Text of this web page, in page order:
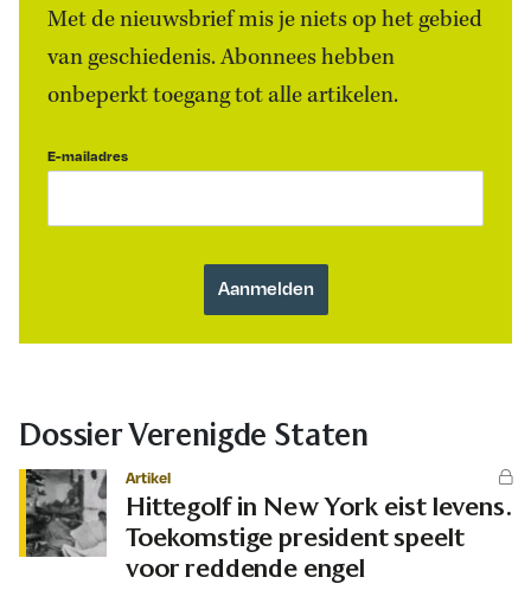
Met de nieuwsbrief mis je niets op het gebied
van geschiedenis. Abonnees hebben
onbeperkt toegang tot alle artikelen.
E-mailadres
Dossier Verenigde Staten
Artikel
Hittegolf in New York eist levens.
Toekomstige president speelt
voor reddende engel